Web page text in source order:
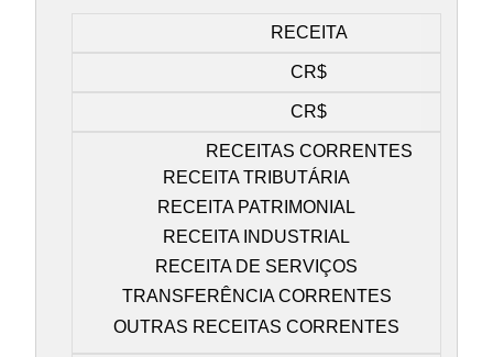
RECEITA
CR$
CR$
RECEITAS CORRENTES
RECEITA TRIBUTÁRIA
RECEITA PATRIMONIAL
RECEITA INDUSTRIAL
RECEITA DE SERVIÇOS
TRANSFERÊNCIA CORRENTES
OUTRAS RECEITAS CORRENTES